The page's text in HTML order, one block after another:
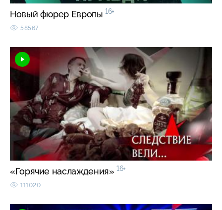
Новый фюрер Европы 16+
58567
«Горячие наслаждения» 16+
111020